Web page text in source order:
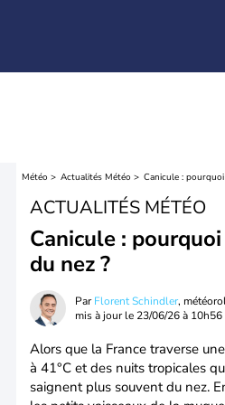
Météo Actualités Météo Canicule :
ACTUALITÉS MÉTÉO
Canicule :
du nez ?
ParFlorent Schindler,
mis à jour le 23/06/26 à 10h56
Alors que la France traverse
à 41°C et des nuits tropicales
saignent plus souvent du nez.